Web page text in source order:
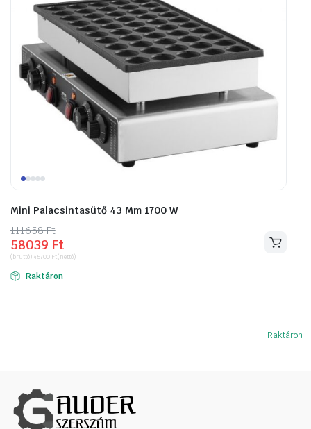
Mini Palacsintasütő 43 Mm 1700 W
111658Ft
Original
price
was:
111658 Ft.
58039 Ft
Current
price
is:
58039 Ft.
(bruttó) 45700 Ft(nettó)
Raktáron
Raktáron